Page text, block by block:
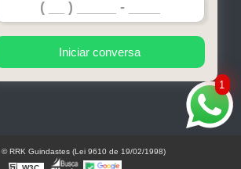
Contato
Mapa do site
1
Iniciar conversa
© RRK Guindastes (Lei 9610 de 19/02/1998)